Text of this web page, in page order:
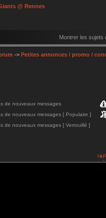
@ Rennes
Montrer les sujets
-> Petites annonces / promo /
de nouveaux messages
de nouveaux messages [ Populaire ]
de nouveaux messages [ Verrouillé ]